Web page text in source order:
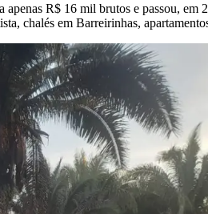
R$ 16 mil brutos e passou,
chalés em Barreirinhas,